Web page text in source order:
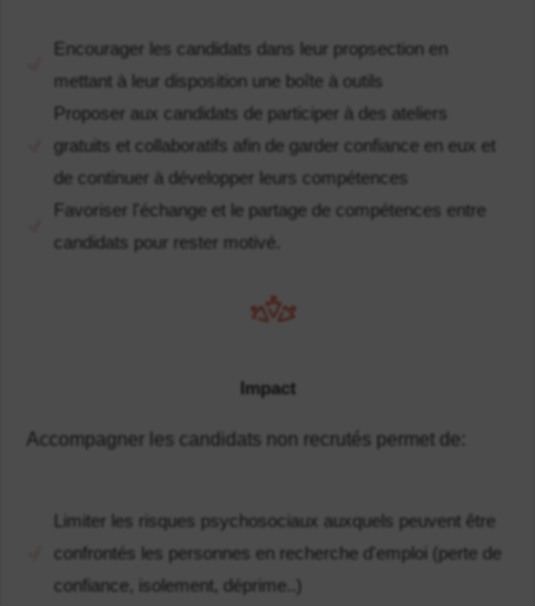
Encourager les candidats dans leur propsection en
mettant à leur disposition une boîte à outils
Proposer aux candidats de participer à des ateliers
gratuits et collaboratifs afin de garder confiance en eux et
de continuer à développer leurs compétences
Favoriser l'échange et le partage de compétences entre
candidats pour rester motivé.
Impact
Accompagner les candidats non recrutés permet de:
Limiter les risques psychosociaux auxquels peuvent être
confrontés les personnes en recherche d'emploi (perte de
confiance, isolement, déprime..)